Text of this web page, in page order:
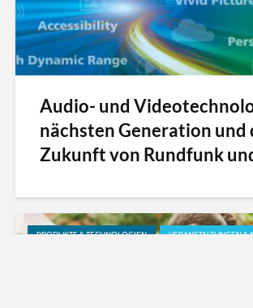
Audio- und
nächsten Generation und
Zukunft von Rundfunk
PRODUKTE & TECHNOLOGIEN VERANSTALTUNGEN &